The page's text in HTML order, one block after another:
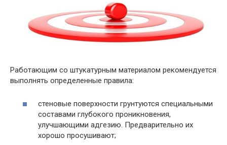
Работающим со штукатурным материалом рекомендуется
выполнять определенные правила:
стеновые поверхности грунтуются специальными
составами глубокого проникновения,
улучшающими адгезию. Предварительно их
хорошо просушивают;